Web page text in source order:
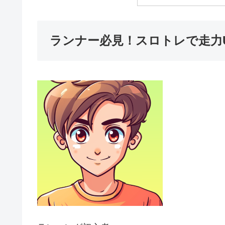
ランナー必見！スロトレで走力